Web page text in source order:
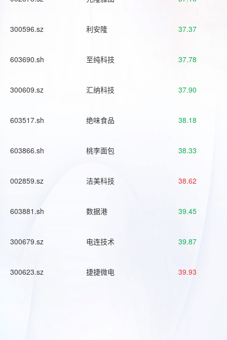
300596.sz 利安隆 37.37
603690.sh 至纯科技 37.78
300609.sz 汇纳科技 37.90
603517.sh 绝味食品 38.18
603866.sh 桃李面包 38.33
002859.sz 洁美科技 38.62
603881.sh 数据港 39.45
300679.sz 电连技术 39.87
300623.sz 捷捷微电 39.93